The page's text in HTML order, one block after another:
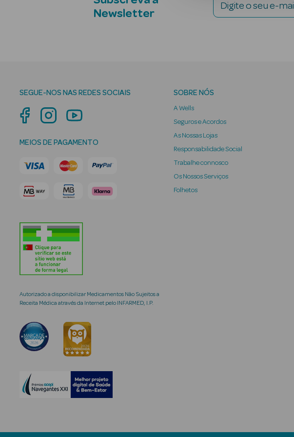
Newsletter
Digite o seu e-mail
SEGUE-NOS NAS REDES SOCIAIS
MEIOS DE PAGAMENTO
Autorizado a disponibilizar Medicamentos Não Sujeitos a
Receita Médica através da Internet pelo INFARMED, I.P.
SOBRE NÓS
A Wells
Seguros e Acordos
As Nossas Lojas
Responsabilidade Social
Trabalhe connosco
Os Nossos Serviços
Folhetos